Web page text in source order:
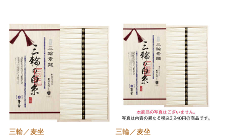
三輪／麦坐 三輪／麦坐
フード＆スイーツ
ビューティー
ファッション
大丸・松坂屋のギフト
出産内祝い
バレンタインチョコレート
ホワイトデー
母の日
父の日